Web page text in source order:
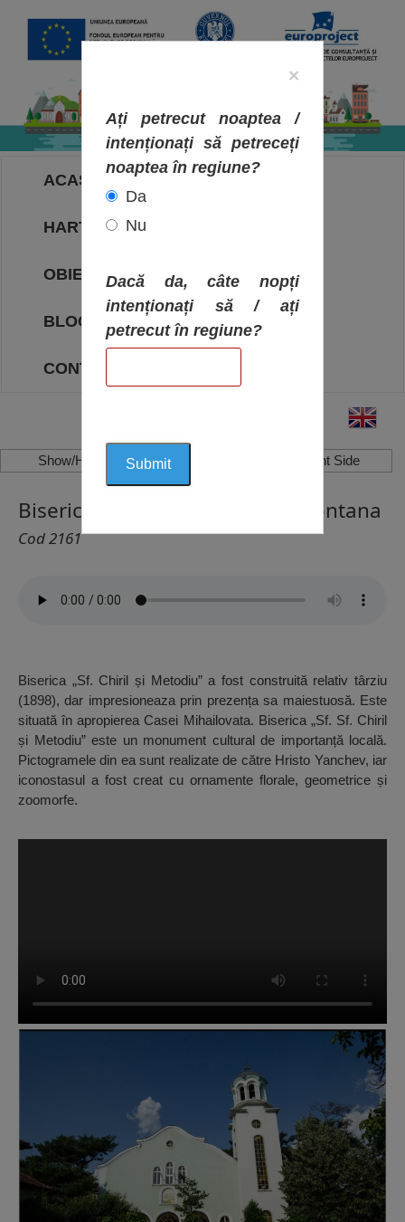
ACASA
HARTA OBIECTIVELOR
OBIECTIVE
BLOG
CONTACT
Show/Hide Left Side Show/Hide Right Side
Biserica Sf. Chiril și Metodie, Montana
Cod 2161
Biserica „Sf. Chiril și Metodiu” a fost construită relativ târziu
(1898), dar impresioneaza prin prezența sa maiestuosă. Este
situată în apropierea Casei Mihailovata. Biserica „Sf. Sf. Chiril
și Metodiu” este un monument cultural de importanță locală.
Pictogramele din ea sunt realizate de către Hristo Yanchev, iar
iconostasul a fost creat cu ornamente florale, geometrice și
zoomorfe.
×
Ați petrecut noaptea /
intenționați să petreceți
noaptea în regiune?
Da
Nu
Dacă da, câte nopți
intenționați să / ați
petrecut în regiune?